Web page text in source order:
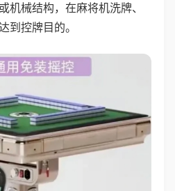
机械结构，在麻将机洗牌、
到控牌目的。